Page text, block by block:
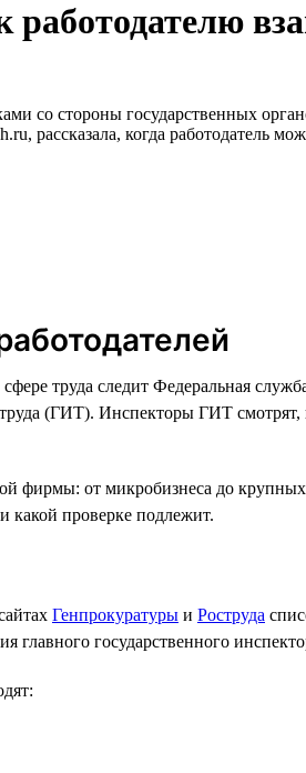
со стороны государственных
рассказала, когда работодатель
труда следит Федеральная
(ГИТ). Инспекторы ГИТ смотрят,
фирмы: от микробизнеса до
какой проверке подлежит.
Генпрокуратуры и Роструда
главного государственного